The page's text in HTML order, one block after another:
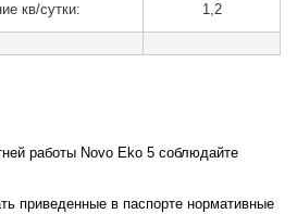
кв/сутки: 1,2
работы Novo Eko 5 соблюдайте
приведенные в паспорте нормативные